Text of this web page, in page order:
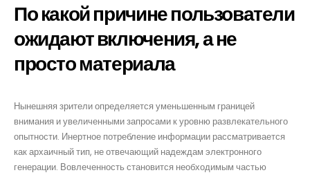
По какой причине пользователи
ожидают включения, а не
просто материала
Нынешняя зрители определяется уменьшенным границей
внимания и увеличенными запросами к уровню развлекательного
опытности. Инертное потребление информации рассматривается
как архаичный тип, не отвечающий надеждам электронного
генерации. Вовлеченность становится необходимым частью